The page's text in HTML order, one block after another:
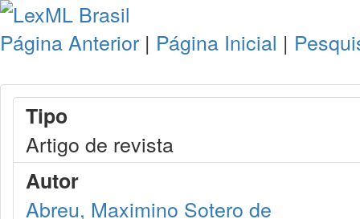
Página Anterior | Página Inicial |
Tipo
Artigo de revista
Autor
Abreu, Maximino Sotero de